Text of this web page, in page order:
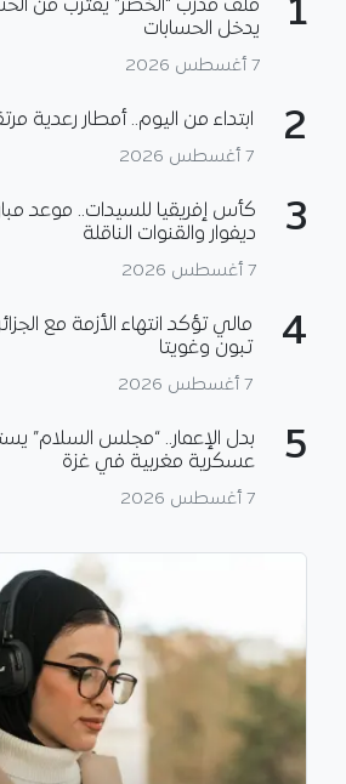
1
ملف مدرب “الخضر” يقترب من
يدخل الحسابات
7 أغسطس 2026
2 ابتداء من اليوم.. أمطار رعدية مرتقبة
7 أغسطس 2026
3
كأس إفريقيا للسيدات.. موعد
ديفوار والقنوات الناقلة
7 أغسطس 2026
4
مالي تؤكد انتهاء الأزمة مع
تبون وغويتا
7 أغسطس 2026
5
بدل الإعمار.. “مجلس السلام”
عسكرية مغربية في غزة
7 أغسطس 2026